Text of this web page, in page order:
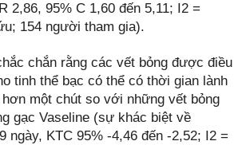
2,86, 95% C 1,60 đến 5,11; I2 =
154 người tham gia).
chắn rằng các vết bỏng được điều
tinh thể bạc có thể có thời gian lành
một chút so với những vết bỏng
gạc Vaseline (sự khác biệt về
ngày, KTC 95% -4,46 đến -2,52; I2 =